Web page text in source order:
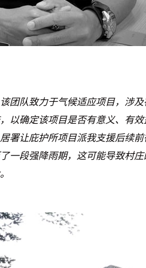
团队致力于气候适应项目，涉
以确定该项目是否有意义、有
署让庇护所项目派我支援后续
一段强降雨期，这可能导致村